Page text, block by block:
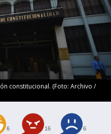
constitucional. (Foto: Archivo /
6 16 6